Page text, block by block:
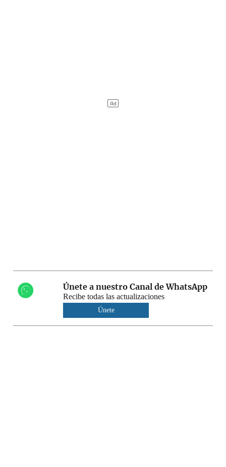
Únete a nuestro Canal de WhatsApp
Recibe todas las actualizaciones
Únete